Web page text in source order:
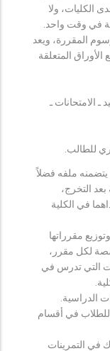
الكليات، ولا
في وقت واحد.
المقررة، ويعد
المتعلقة
ـ الامتحانات ـ
للطالب.
ملفه فضلاً
التخرج،
في الكلية
مقرراتها
لكل مقرر،
التي تدرس في
الدراسية.
للطلاب في أقسام
في التمرينات